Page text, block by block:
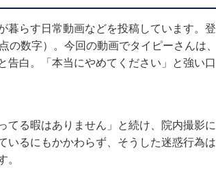
暮らす日常動画などを投稿しています。登
数字）。今回の動画でタイピーさんは、
告白。「本当にやめてください」と強い口
てる暇はありません」と続け、院内撮影に
いるにもかかわらず、そうした迷惑行為は
。